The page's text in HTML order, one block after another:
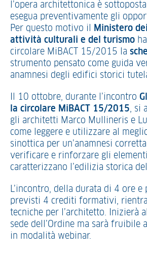
l’opera architettonica è
esegua preventivamente gli
Per questo motivo il
Ministero
attività culturali e del turismo
circolare MiBACT 15/2015 la
strumento pensato come guida
anamnesi degli edifici storici
Il 10 ottobre, durante l’incontro
la circolare MiBACT 15/2015, si
gli architetti Marco Mullineris e
come leggere e utilizzare al
sinottica per un’anamnesi
verificare e rinforzare gli
caratterizzano l’edilizia storica
L’incontro, della durata di 4 ore e
previsti 4 crediti formativi,
tecniche per l’architetto. Inizierà
sede dell’Ordine ma sarà fruibile
in modalità webinar.